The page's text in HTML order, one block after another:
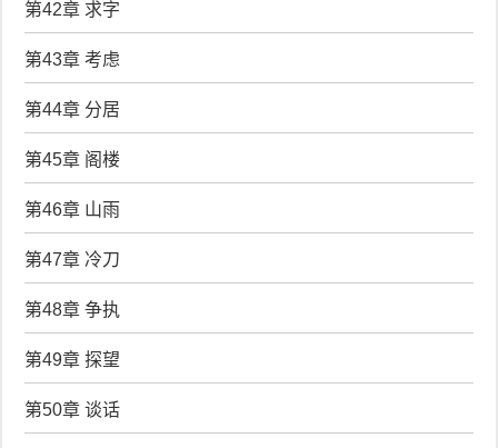
第42章 求字
第43章 考虑
第44章 分居
第45章 阁楼
第46章 山雨
第47章 冷刀
第48章 争执
第49章 探望
第50章 谈话